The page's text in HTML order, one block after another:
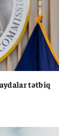
tətbiq